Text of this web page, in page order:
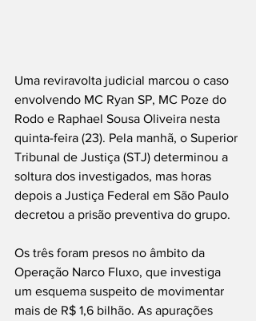
Uma reviravolta judicial marcou o caso
envolvendo MC Ryan SP, MC Poze do
Rodo e Raphael Sousa Oliveira nesta
quinta-feira (23). Pela manhã, o Superior
Tribunal de Justiça (STJ) determinou a
soltura dos investigados, mas horas
depois a Justiça Federal em São Paulo
decretou a prisão preventiva do grupo.
Os três foram presos no âmbito da
Operação Narco Fluxo, que investiga
um esquema suspeito de movimentar
mais de R$ 1,6 bilhão. As apurações